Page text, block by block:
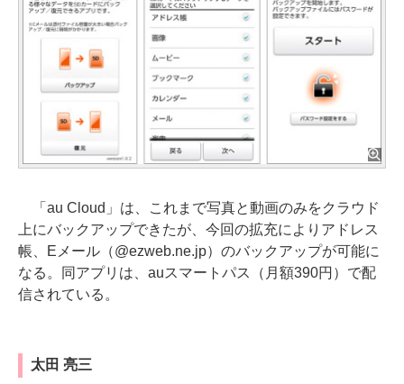
「au Cloud」は、これまで写真と動画のみをクラウド
上にバックアップできたが、今回の拡充によりアドレス
帳、Eメール（@ezweb.ne.jp）のバックアップが可能に
なる。同アプリは、auスマートパス（月額390円）で配
信されている。
太田 亮三